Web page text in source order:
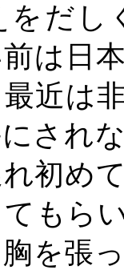
をだ
は日
近は
され
初め
もら
を張